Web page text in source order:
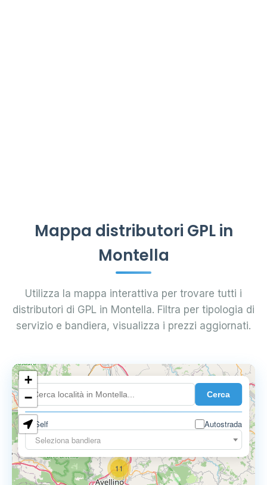
Mappa distributori GPL in
Montella
Utilizza la mappa interattiva per trovare tutti i
distributori di GPL in Montella. Filtra per tipologia di
servizio e bandiera, visualizza i prezzi aggiornati.
Cerca
Self
Autostrada
Seleziona bandiera
11
0.699 €
+
−